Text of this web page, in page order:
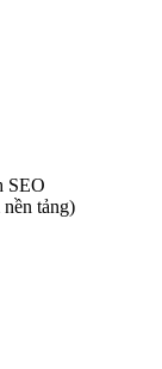
SEO
tảng)